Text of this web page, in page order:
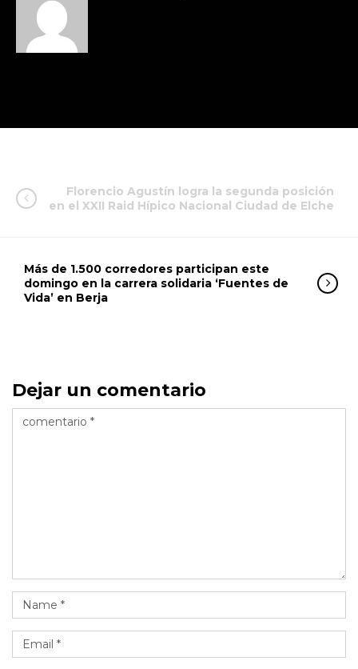
Florencio Agustín logra la segunda posición
en el XXII Raid Hípico Nacional Ciudad de Elche
Más de 1.500 corredores participan este
domingo en la carrera solidaria ‘Fuentes de
Vida’ en Berja
Dejar un comentario